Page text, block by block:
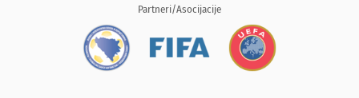
Partneri/Asocijacije